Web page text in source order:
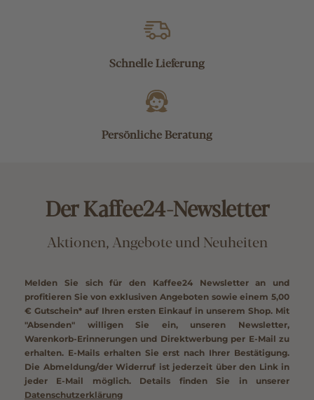
Schnelle Lieferung
Persönliche Beratung
Der Kaffee24-Newsletter
Aktionen, Angebote und Neuheiten
Melden Sie sich für den Kaffee24 Newsletter an und
profitieren Sie von exklusiven Angeboten sowie einem 5,00
€ Gutschein* auf Ihren ersten Einkauf in unserem Shop. Mit
"Absenden" willigen Sie ein, unseren Newsletter,
Warenkorb-Erinnerungen und Direktwerbung per E-Mail zu
erhalten. E-Mails erhalten Sie erst nach Ihrer Bestätigung.
Die Abmeldung/der Widerruf ist jederzeit über den Link in
jeder E-Mail möglich. Details finden Sie in unserer
Datenschutzerklärung